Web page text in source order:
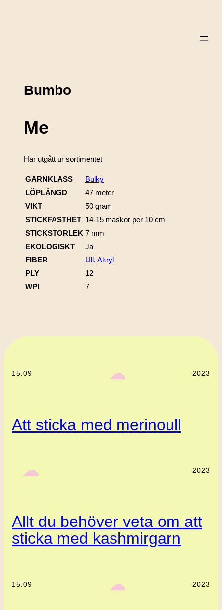
Bumbo
Me
Har utgått ur sortimentet
GARNKLASS
Bulky
LÖPLÄNGD
47 meter
VIKT
50 gram
STICKFASTHET 14-15 maskor per 10 cm
STICKSTORLEK 7 mm
EKOLOGISKT
Ja
FIBER
Ull , Akryl
PLY
12
WPI
7
15.09 ‎ ‎‎ ☁︎‎‎ 2023
Att sticka med merinoull
‎ ‎‎ ☁︎‎‎ 2023
Allt du behöver veta om att
sticka med kashmirgarn
15.09 ‎ ‎‎ ☁︎‎‎ 2023